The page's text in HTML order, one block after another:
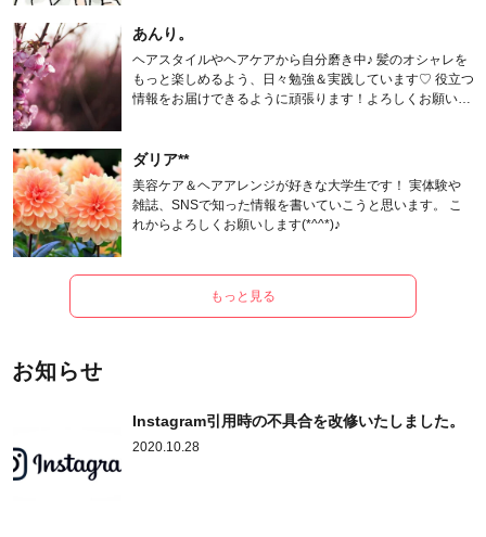
あんり。
ヘアスタイルやヘアケアから自分磨き中♪ 髪のオシャレを
もっと楽しめるよう、日々勉強＆実践しています♡ 役立つ
情報をお届けできるように頑張ります！よろしくお願いし
ダリア**
美容ケア＆ヘアアレンジが好きな大学生です！ 実体験や
雑誌、SNSで知った情報を書いていこうと思います。 こ
れからよろしくお願いします(*^^*)♪
もっと見る
お知らせ
Instagram引用時の不具合を改修いたしました。
2020.10.28